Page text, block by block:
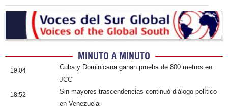
MINUTO A MINUTO
19:04
Cuba y Dominicana ganan prueba de 800 metros en
JCC
18:52
Sin mayores trascendencias continuó diálogo político
en Venezuela